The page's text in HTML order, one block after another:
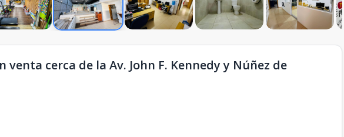
venta cerca de la Av. John F. Kennedy y Núñez de